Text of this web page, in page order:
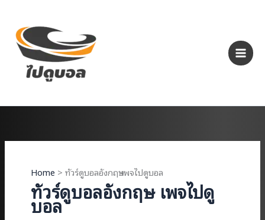
content
Home ทัวร์ดูบอลอังกฤษ เพจไปดูบอล
ทัวร์ดูบอลอังกฤษ เพจไปดู
บอล